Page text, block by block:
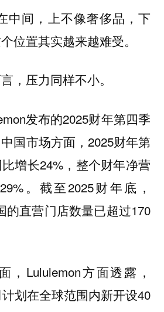
中间，上不像奢侈品，下
位置其实越来越难受。
，压力同样不小。
发布的2025财年第四季
国市场方面，2025财年第
增长24%，整个财年净营
。截至2025财年底，
的直营门店数量已超过170
，Lululemon方面透露，
划在全球范围内新开设40